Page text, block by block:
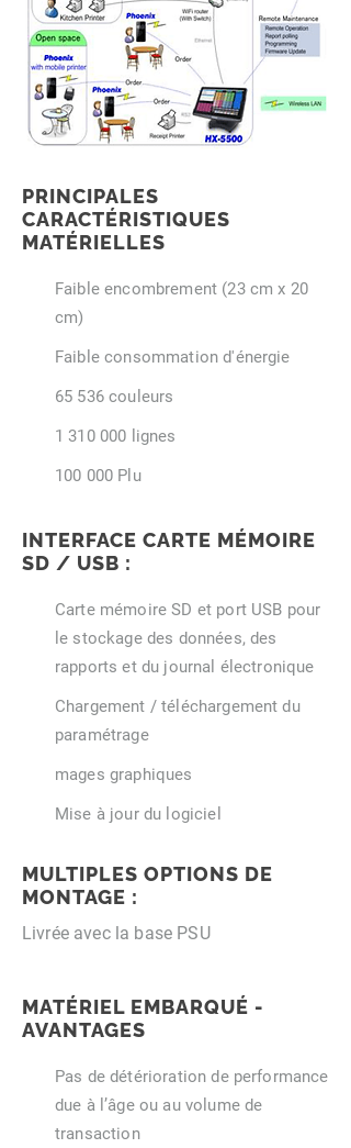
PRINCIPALES
CARACTÉRISTIQUES
MATÉRIELLES
Faible encombrement (23 cm x 20
cm)
Faible consommation d'énergie
65 536 couleurs
1 310 000 lignes
100 000 Plu
INTERFACE CARTE MÉMOIRE
SD / USB :
Carte mémoire SD et port USB pour
le stockage des données, des
rapports et du journal électronique
Chargement / téléchargement du
paramétrage
mages graphiques
Mise à jour du logiciel
MULTIPLES OPTIONS DE
MONTAGE :
Livrée avec la base PSU
MATÉRIEL EMBARQUÉ -
AVANTAGES
Pas de détérioration de performance
due à l’âge ou au volume de
transaction